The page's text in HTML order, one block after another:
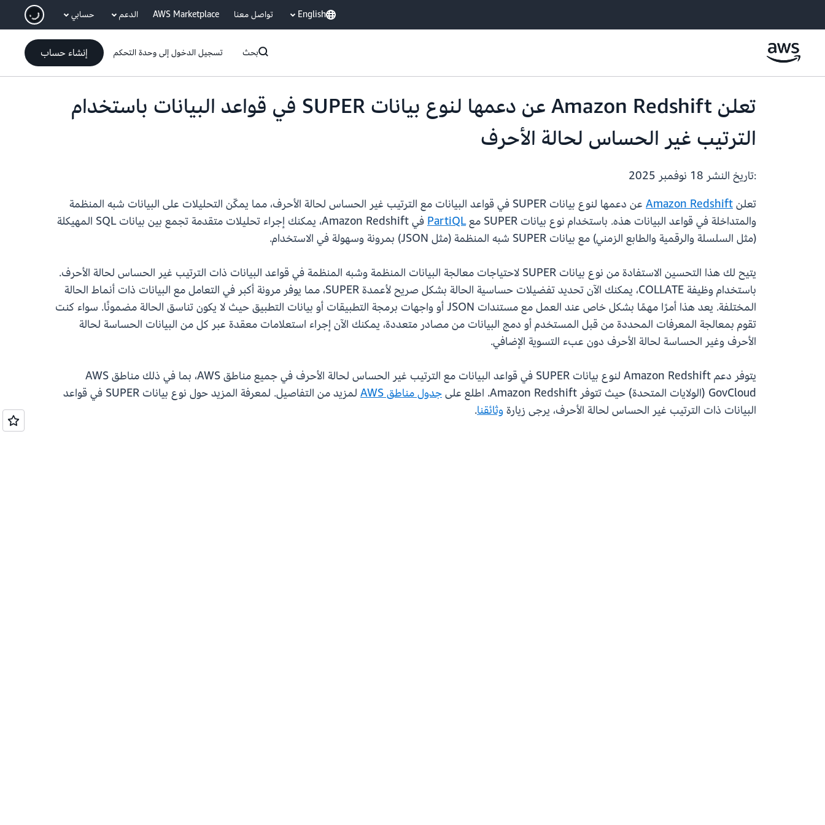
انتقل إلى المحتوى الرئيسي English تواصل معنا AWS Marketplace الدعم حسابي
بحث تسجيل الدخول إلى وحدة التحكم إنشاء حساب
تعلن Amazon Redshift عن دعمها لنوع بيانات SUPER في قواعد البيانات باستخدام
الترتيب غير الحساس لحالة الأحرف
:تاريخ النشر
تعلنAmazon Redshift
عن دعمها لنوع بيانات SUPER في قواعد البيانات مع الترتيب غير الحساس لحالة الأحرف، مما يمكّن التحليلات على البيانات شبه المنظمة
والمتداخلة في قواعد البيانات هذه. باستخدام نوع بيانات SUPER مع
PartiQL
في Amazon Redshift، يمكنك إجراء تحليلات متقدمة تجمع بين بيانات SQL المهيكلة
(مثل السلسلة والرقمية والطابع الزمني) مع بيانات SUPER شبه المنظمة (مثل JSON) بمرونة وسهولة في الاستخدام.
يتيح لك هذا التحسين الاستفادة من نوع بيانات SUPER لاحتياجات معالجة البيانات المنظمة وشبه المنظمة في قواعد البيانات ذات الترتيب غير الحساس لحالة الأحرف.
باستخدام وظيفة COLLATE، يمكنك الآن تحديد تفضيلات حساسية الحالة بشكل صريح لأعمدة SUPER، مما يوفر مرونة أكبر في التعامل مع البيانات ذات أنماط الحالة
المختلفة. يعد هذا أمرًا مهمًا بشكل خاص عند العمل مع مستندات JSON أو واجهات برمجة التطبيقات أو بيانات التطبيق حيث لا يكون تناسق الحالة مضمونًا. سواء كنت
تقوم بمعالجة المعرفات المحددة من قبل المستخدم أو دمج البيانات من مصادر متعددة، يمكنك الآن إجراء استعلامات معقدة عبر كل من البيانات الحساسة لحالة
الأحرف وغير الحساسة لحالة الأحرف دون عبء التسوية الإضافي.
يتوفر دعم Amazon Redshift لنوع بيانات SUPER في قواعد البيانات مع الترتيب غير الحساس لحالة الأحرف في جميع مناطق AWS، بما في ذلك مناطق AWS
GovCloud (الولايات المتحدة) حيث تتوفر Amazon Redshift. اطلع على
جدول مناطق AWS
لمزيد من التفاصيل. لمعرفة المزيد حول نوع بيانات SUPER في قواعد
البيانات ذات الترتيب غير الحساس لحالة الأحرف، يرجى زيارةوثائقنا.